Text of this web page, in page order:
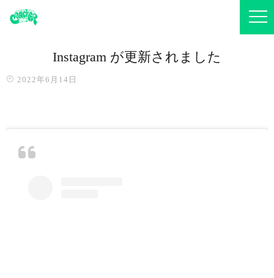
Instagram が更新されました
2022年6月14日